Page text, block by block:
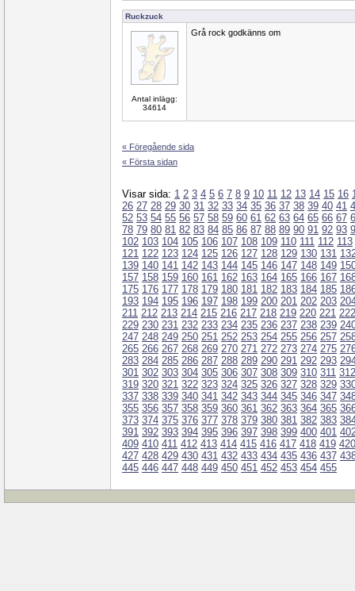
Ruckzuck
Antal inlägg:
34614
Grå rock godkänns om
« Föregående sida
« Första sidan
Visar sida: 1 2 3 4 5 6 7 8 9 10 11 12 13 14 15 16
26 27 28 29 30 31 32 33 34 35 36 37 38 39 40 41
52 53 54 55 56 57 58 59 60 61 62 63 64 65 66 67
78 79 80 81 82 83 84 85 86 87 88 89 90 91 92 93
102 103 104 105 106 107 108 109 110 111 112 113
121 122 123 124 125 126 127 128 129 130 131
139 140 141 142 143 144 145 146 147 148 149
157 158 159 160 161 162 163 164 165 166 167
175 176 177 178 179 180 181 182 183 184 185
193 194 195 196 197 198 199 200 201 202 203
211 212 213 214 215 216 217 218 219 220 221 222
229 230 231 232 233 234 235 236 237 238 239
247 248 249 250 251 252 253 254 255 256 257
265 266 267 268 269 270 271 272 273 274 275
283 284 285 286 287 288 289 290 291 292 293
301 302 303 304 305 306 307 308 309 310 311 312
319 320 321 322 323 324 325 326 327 328 329
337 338 339 340 341 342 343 344 345 346 347
355 356 357 358 359 360 361 362 363 364 365
373 374 375 376 377 378 379 380 381 382 383
391 392 393 394 395 396 397 398 399 400 401
409 410 411 412 413 414 415 416 417 418 419 420
427 428 429 430 431 432 433 434 435 436 437
445 446 447 448 449 450 451 452 453 454 455